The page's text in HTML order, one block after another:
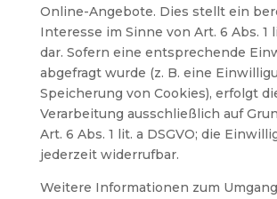
Online-Angebote. Dies stellt ein
Interesse im Sinne von Art. 6 Abs. 1
dar. Sofern eine entsprechende
abgefragt wurde (z. B. eine
Speicherung von Cookies), erfolgt
Verarbeitung ausschließlich auf
Art. 6 Abs. 1 lit. a DSGVO; die
jederzeit widerrufbar.
Weitere Informationen zum